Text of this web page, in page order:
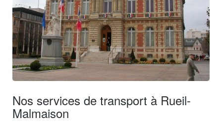
Nos services de transport à Rueil-
Malmaison